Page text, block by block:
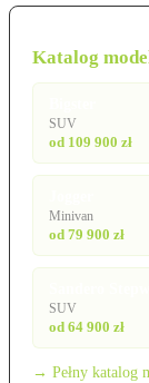
Katalog
SUV
od 109 900 zł
Minivan
od 79 900 zł
SUV
od 64 900 zł
→ Pełny katalog